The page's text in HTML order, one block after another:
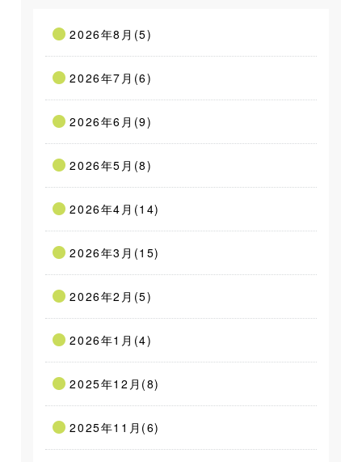
2026年8月(5)
2026年7月(6)
2026年6月(9)
2026年5月(8)
2026年4月(14)
2026年3月(15)
2026年2月(5)
2026年1月(4)
2025年12月(8)
2025年11月(6)